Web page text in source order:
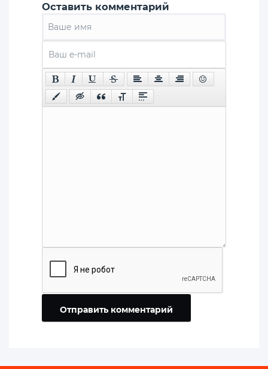
Оставить комментарий
Отправить комментарий